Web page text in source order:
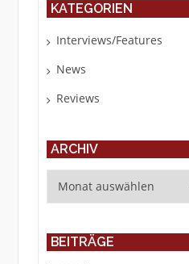
KATEGORIEN
Interviews/Features
News
Reviews
ARCHIV
BEITRÄGE